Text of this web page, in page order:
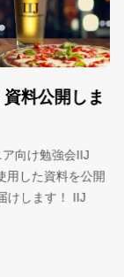
公開しま
勉強会IIJ
た資料を公開
ます！ IIJ